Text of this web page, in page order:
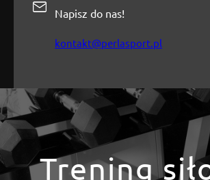
Napisz do nas!
kontakt@perlasport.pl
Trening